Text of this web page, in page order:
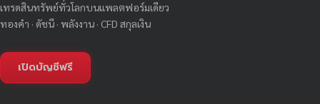
เทรดสินทรัพย์ทั่วโลกบนแพลตฟอร์มเดียว
ทองคำ · ดัชนี · พลังงาน · CFD สกุลเงิน
เปิดบัญชีฟรี